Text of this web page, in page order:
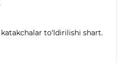
to‘ldirilishi shart.